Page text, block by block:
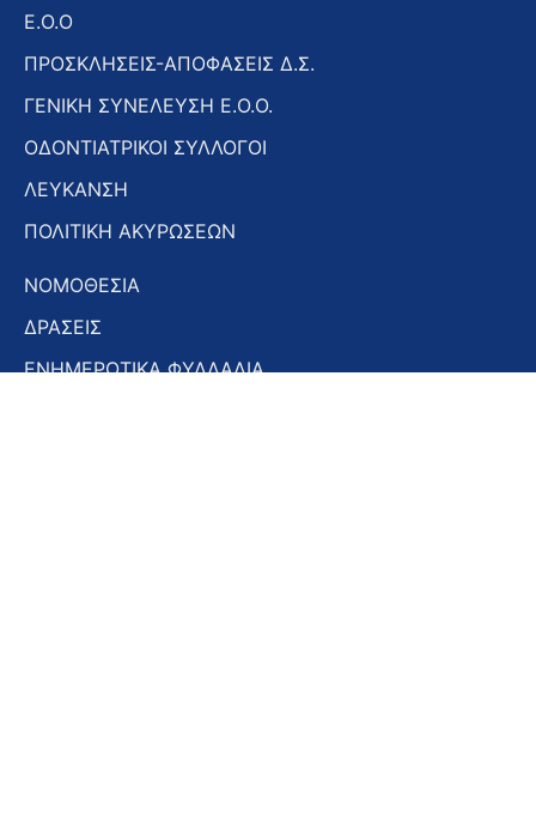
E.O.O
ΠΡΟΣΚΛΗΣΕΙΣ-ΑΠΟΦΑΣΕΙΣ Δ.Σ.
ΓΕΝΙΚΗ ΣΥΝΕΛΕΥΣΗ Ε.Ο.Ο.
ΟΔΟΝΤΙΑΤΡΙΚΟΙ ΣΥΛΛΟΓΟΙ
ΛΕΥΚΑΝΣΗ
ΠΟΛΙΤΙΚΗ ΑΚΥΡΩΣΕΩΝ
ΝΟΜΟΘΕΣΙΑ
ΔΡΑΣΕΙΣ
ΕΝΗΜΕΡΩΤΙΚΑ ΦΥΛΛΑΔΙΑ